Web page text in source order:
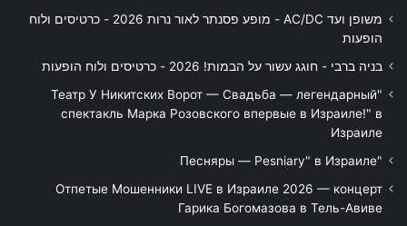
משופן ועד AC/DC - מופע פסנתר לאור נרות 2026 - כרטיסים ולוח
הופעות
בניה ברבי - חוגג עשור על הבמות! 2026 - כרטיסים ולוח הופעות
"Театр У Никитских Ворот — Свадьба — легендарный
спектакль Марка Розовского впервые в Израиле!" в
Израиле
"Песняры — Pesniary" в Израиле
Отпетые Мошенники LIVE в Израиле 2026 — концерт
Гарика Богомазова в Тель-Авиве